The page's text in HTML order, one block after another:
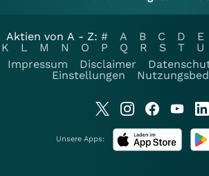
Aktien von A - Z: # A B C D E
K
L M N O P Q R S T U
Impressum
Disclaimer
Einstellungen
Unsere Apps: